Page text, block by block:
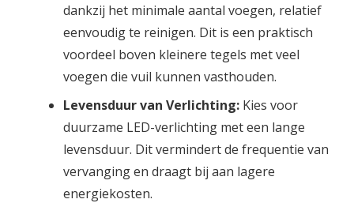
dankzij het minimale aantal voegen, relatief
eenvoudig te reinigen. Dit is een praktisch
voordeel boven kleinere tegels met veel
voegen die vuil kunnen vasthouden.
Levensduur van Verlichting:Kies voor
duurzame LED-verlichting met een lange
levensduur. Dit vermindert de frequentie van
vervanging en draagt bij aan lagere
energiekosten.